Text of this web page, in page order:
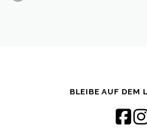
BLEIBE AUF DEM